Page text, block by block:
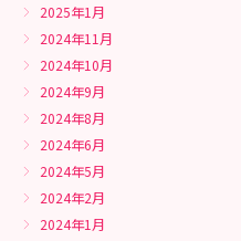
2025年1月
2024年11月
2024年10月
2024年9月
2024年8月
2024年6月
2024年5月
2024年2月
2024年1月